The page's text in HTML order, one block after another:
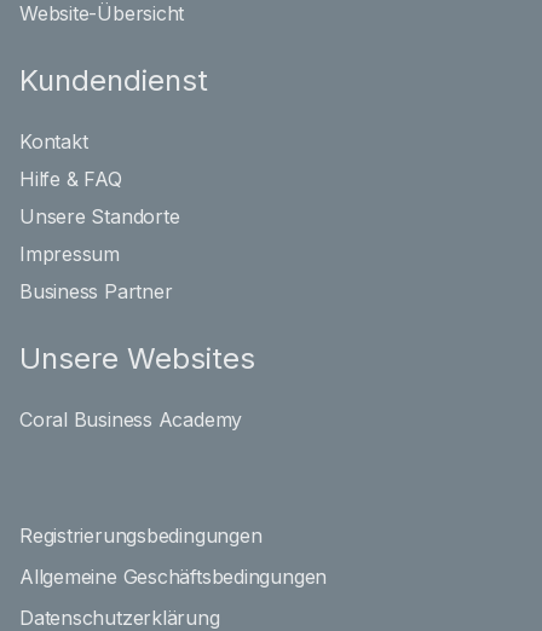
Website-Übersicht
Kundendienst
Kontakt
Hilfe & FAQ
Unsere Standorte
Impressum
Business Partner
Unsere Websites
Coral Business Academy
Registrierungsbedingungen
Allgemeine Geschäftsbedingungen
Datenschutzerklärung